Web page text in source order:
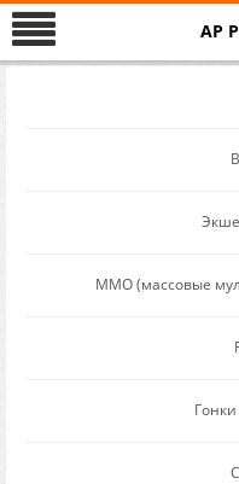
AP
MMО (массовые